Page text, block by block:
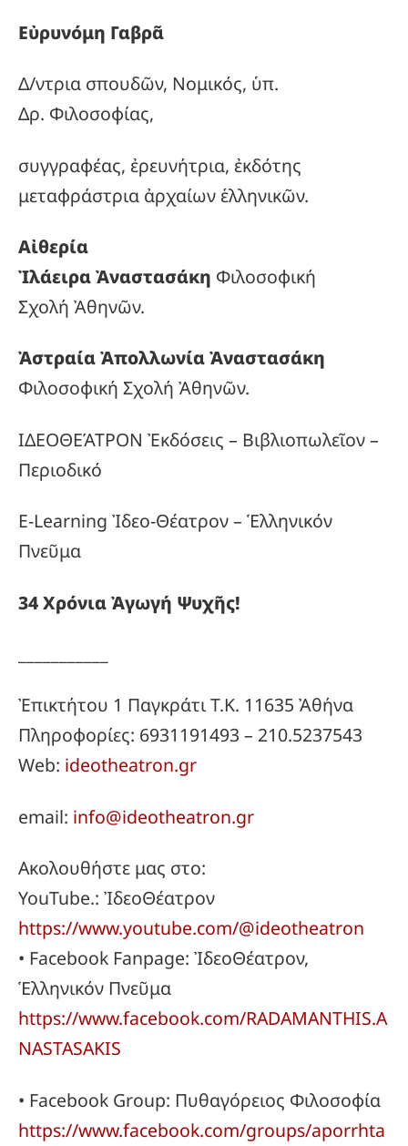
Εὐρυνόμη Γαβρᾶ
Δ/ντρια σπουδῶν, Νομικός, ὑπ.
Δρ. Φιλοσοφίας,
συγγραφέας, ἐρευνήτρια, ἐκδότης
μεταφράστρια ἀρχαίων ἑλληνικῶν.
Αἰθερία
Ἰλάειρα Ἀναστασάκη Φιλοσοφική
Σχολή Ἀθηνῶν.
Ἀστραία Ἀπολλωνία Ἀναστασάκη
Φιλοσοφική Σχολή Ἀθηνῶν.
ΙΔΕΟΘΕΆΤΡΟΝ Ἐκδόσεις – Βιβλιοπωλεῖον –
Περιοδικό
E-Learning Ἰδεο-Θέατρον – Ἑλληνικόν
Πνεῦμα
34ΧρόνιαἈγωγή Ψυχῆς!
Ἐπικτήτου 1 Παγκράτι Τ.Κ. 11635 Ἀθήνα
Πληροφορίες: 6931191493 – 210.5237543
Web: ideotheatron.gr
email: info@ideotheatron.gr
Ακολουθήστε μας στο:
YouTube.: ἸδεοΘέατρον
https://www.youtube.com/@ideotheatron
• Facebook Fanpage: ἸδεοΘέατρον,
Ἑλληνικόν Πνεῦμα
https://www.facebook.com/RADAMANTHIS.A
NASTASAKIS
• Facebook Group: Πυθαγόρειος Φιλοσοφία
https://www.facebook.com/groups/aporrhta